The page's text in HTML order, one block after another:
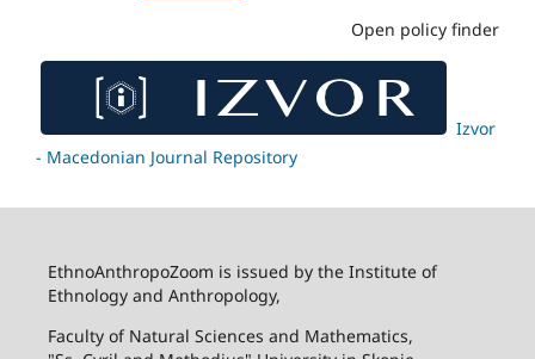
Open policy finder
Izvor
- Macedonian Journal Repository
EthnoAnthropoZoom is issued by the Institute of
Ethnology and Anthropology,
Faculty of Natural Sciences and Mathematics,